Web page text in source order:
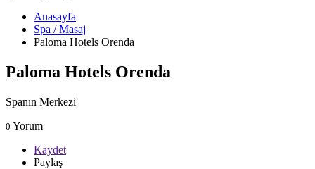
Anasayfa
Spa / Masaj
Paloma Hotels Orenda
Paloma Hotels Orenda
Spanın Merkezi
0 Yorum
Kaydet
Paylaş